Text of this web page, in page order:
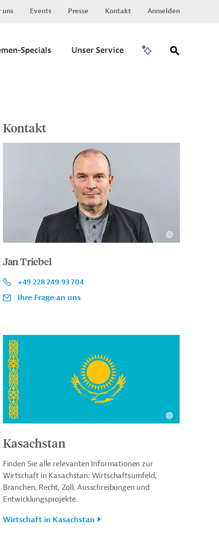
uns Events Presse Kontakt Anmelden
Specials Unser Service
Kontakt
Jan Triebel
+49 228 249 93 704
Ihre Frage an uns
Kasachstan
Finden Sie alle relevanten Informationen zur
Wirtschaft in Kasachstan: Wirtschaftsumfeld,
Branchen, Recht, Zoll, Ausschreibungen und
Entwicklungsprojekte.
Wirtschaft in Kasachstan